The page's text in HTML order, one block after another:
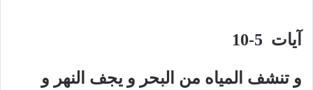
آيات 5-10
و تنشف المياه من البحر و يجف النهر و